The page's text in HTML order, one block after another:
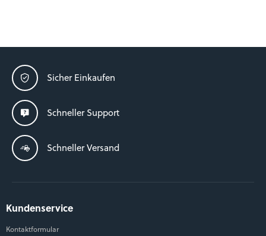
Sicher Einkaufen
Schneller Support
Schneller Versand
Kundenservice
Kontaktformular